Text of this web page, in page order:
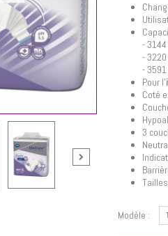
-
-
-
Pour l'
Coté
3
Modèle :